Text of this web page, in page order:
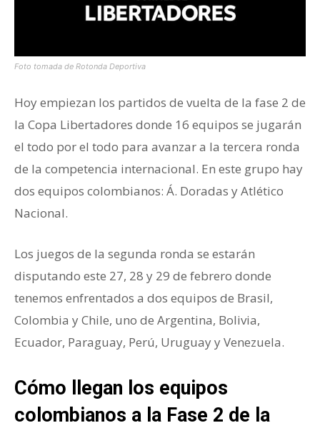
Foto tomada de Rotonda Deportiva
Hoy empiezan los partidos de vuelta de la fase 2 de
la Copa Libertadores donde 16 equipos se jugarán
el todo por el todo para avanzar a la tercera ronda
de la competencia internacional. En este grupo hay
dos equipos colombianos: Á. Doradas y Atlético
Nacional.
Los juegos de la segunda ronda se estarán
disputando este 27, 28 y 29 de febrero donde
tenemos enfrentados a dos equipos de Brasil,
Colombia y Chile, uno de Argentina, Bolivia,
Ecuador, Paraguay, Perú, Uruguay y Venezuela.
Cómo llegan los equipos
colombianos a la Fase 2 de la